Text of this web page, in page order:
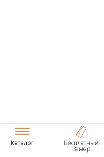
Каталог Бесплатный
Замер